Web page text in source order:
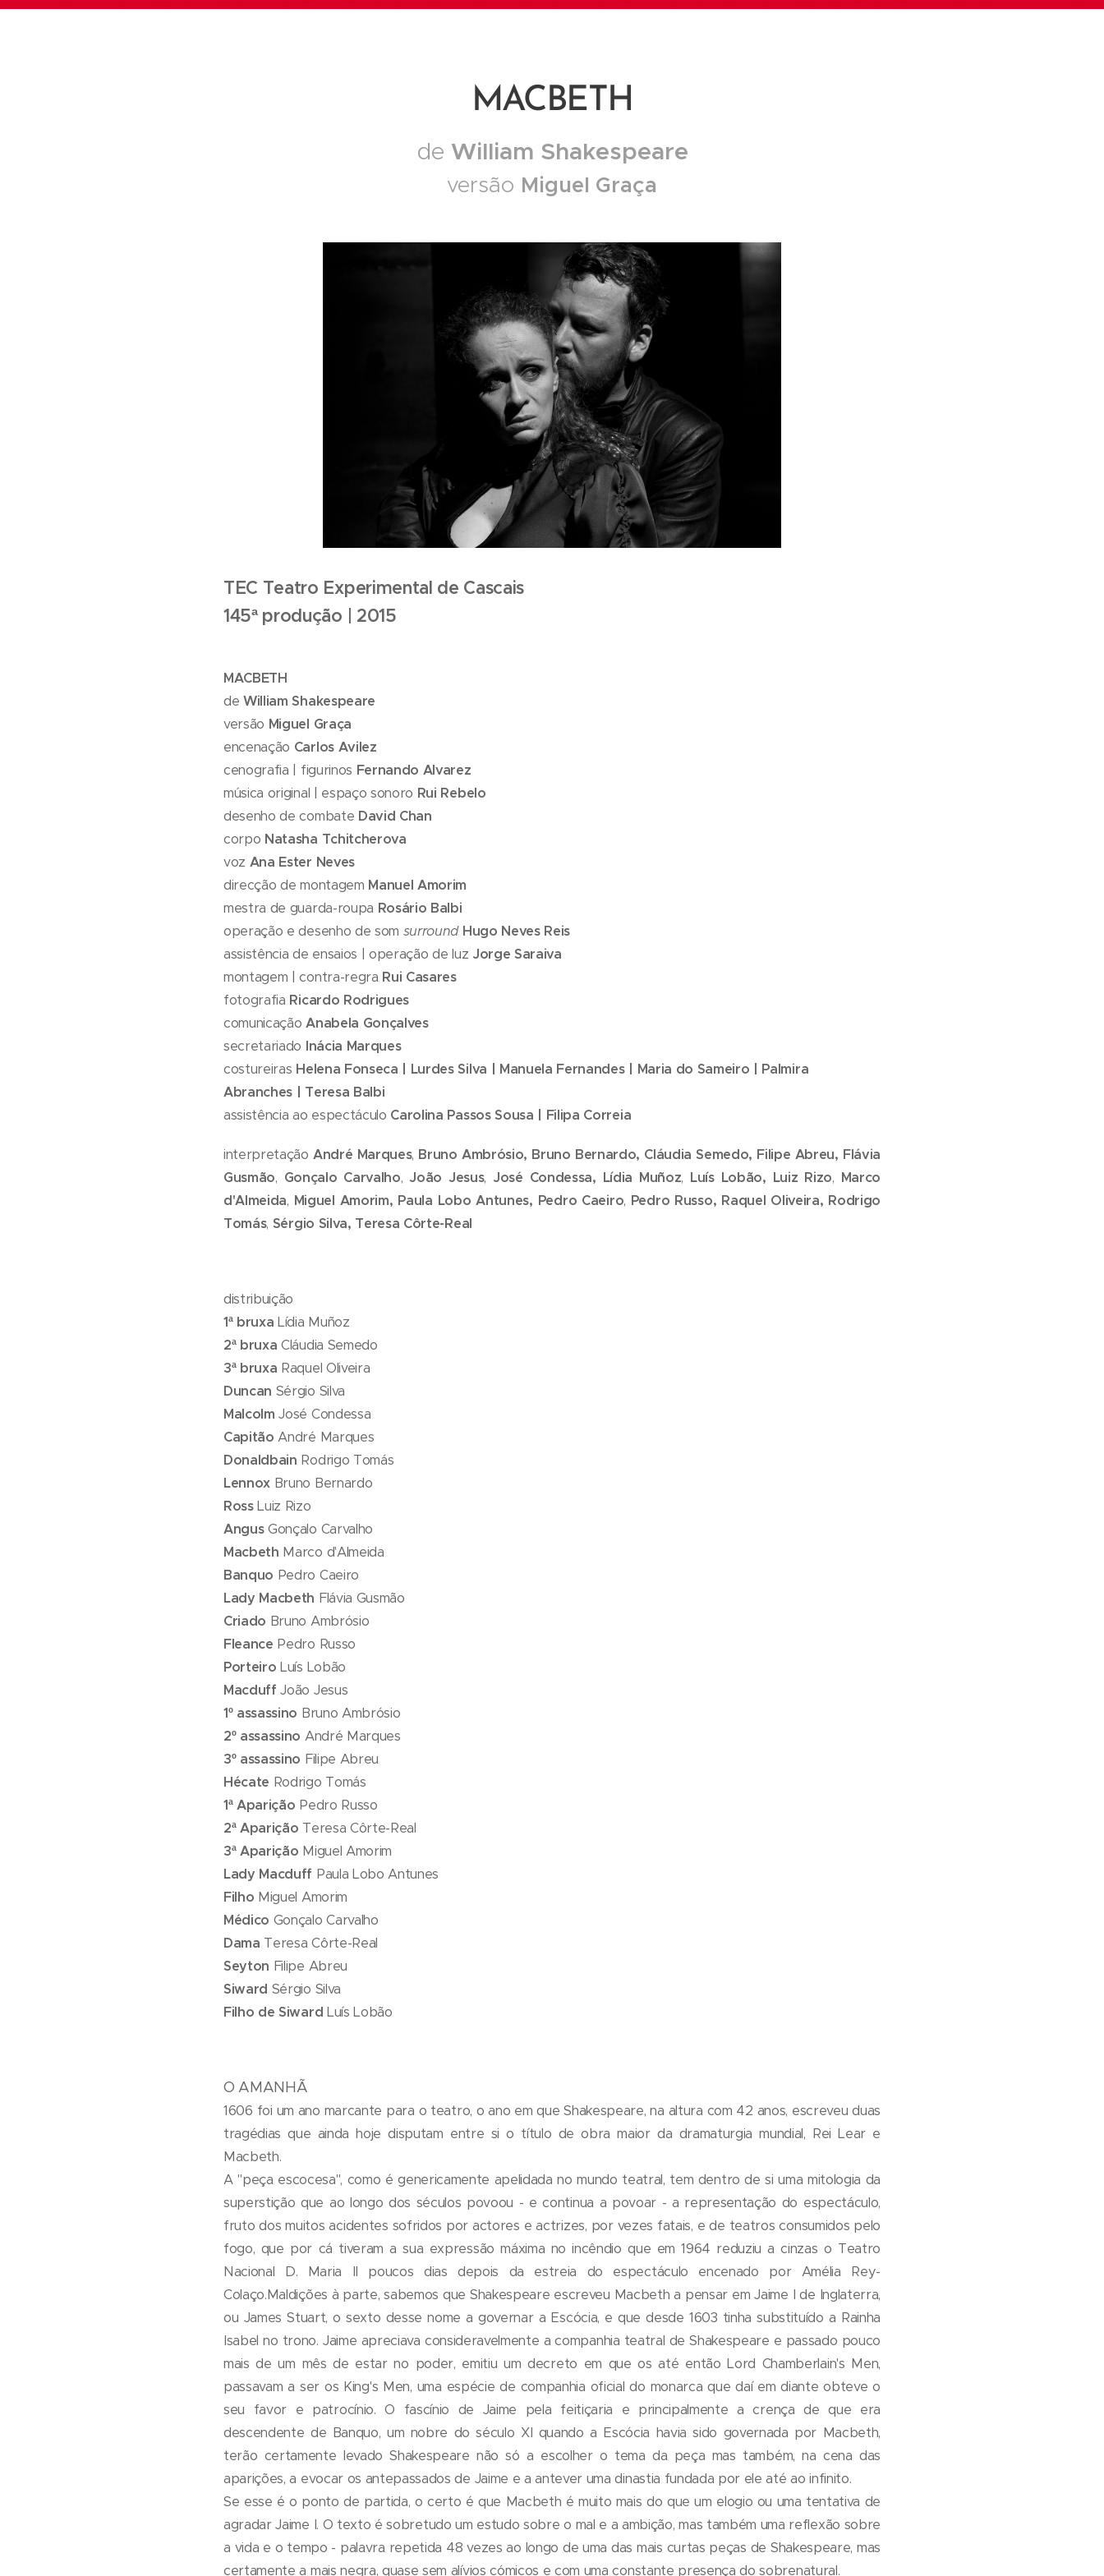
MACBETH
de William Shakespeare
versão Miguel Graça
TEC Teatro Experimental de Cascais
145ª produção | 2015
MACBETH
deWilliam Shakespeare
versão Miguel Graça
encenação Carlos Avilez
cenografia | figurinos Fernando Alvarez
música original | espaço sonoro Rui Rebelo
desenho de combate David Chan
corpo Natasha Tchitcherova
voz Ana Ester Neves
direcção de montagem Manuel Amorim
mestra de guarda-roupa Rosário Balbi
operação e desenho de som surround Hugo Neves Reis
assistência de ensaios | operação de luz Jorge Saraiva
montagem | contra-regra Rui Casares
fotografia Ricardo Rodrigues
comunicaçãoAnabela Gonçalves
secretariado Inácia Marques
costureiras Helena Fonseca | Lurdes Silva | Manuela Fernandes | Maria do Sameiro | Palmira
Abranches | Teresa Balbi
assistência ao espectáculo Carolina Passos Sousa | Filipa Correia
interpretaçãoAndré Marques, Bruno Ambrósio, Bruno Bernardo, Cláudia Semedo, Filipe Abreu, Flávia
Gusmão, Gonçalo Carvalho, João Jesus, José Condessa, Lídia Muñoz, Luís Lobão, Luiz Rizo, Marco
d'Almeida, Miguel Amorim, Paula Lobo Antunes, Pedro Caeiro, Pedro Russo, Raquel Oliveira, Rodrigo
Tomás, Sérgio Silva, Teresa Côrte-Real
distribuição
1ª bruxa Lídia Muñoz
2ª bruxa Cláudia Semedo
3ª bruxa Raquel Oliveira
Duncan Sérgio Silva
MalcolmJosé Condessa
CapitãoAndré Marques
Donaldbain Rodrigo Tomás
Lennox Bruno Bernardo
RossLuiz Rizo
AngusGonçalo Carvalho
Macbeth Marco d'Almeida
Banquo Pedro Caeiro
Lady Macbeth Flávia Gusmão
Criado Bruno Ambrósio
Fleance Pedro Russo
Porteiro Luís Lobão
MacduffJoão Jesus
1º assassino Bruno Ambrósio
2º assassino André Marques
3º assassino Filipe Abreu
Hécate Rodrigo Tomás
1ª Aparição Pedro Russo
2ª Aparição Teresa Côrte-Real
3ª Aparição Miguel Amorim
Lady Macduff Paula Lobo Antunes
Filho Miguel Amorim
Médico Gonçalo Carvalho
Dama Teresa Côrte-Real
Seyton Filipe Abreu
Siward Sérgio Silva
Filho de Siward Luís Lobão
O AMANHÃ
1606 foi um ano marcante para o teatro, o ano em que Shakespeare, na altura com 42 anos, escreveu duas
tragédias que ainda hoje disputam entre si o título de obra maior da dramaturgia mundial, Rei Lear e
Macbeth.
A "peça escocesa", como é genericamente apelidada no mundo teatral, tem dentro de si uma mitologia da
superstição que ao longo dos séculos povoou - e continua a povoar - a representação do espectáculo,
fruto dos muitos acidentes sofridos por actores e actrizes, por vezes fatais, e de teatros consumidos pelo
fogo, que por cá tiveram a sua expressão máxima no incêndio que em 1964 reduziu a cinzas o Teatro
Nacional D. Maria II poucos dias depois da estreia do espectáculo encenado por Amélia Rey-
Colaço.Maldições à parte, sabemos que Shakespeare escreveu Macbeth a pensar em Jaime I de Inglaterra,
ou James Stuart, o sexto desse nome a governar a Escócia, e que desde 1603 tinha substituído a Rainha
Isabel no trono. Jaime apreciava consideravelmente a companhia teatral de Shakespeare e passado pouco
mais de um mês de estar no poder, emitiu um decreto em que os até então Lord Chamberlain's Men,
passavam a ser os King's Men, uma espécie de companhia oficial do monarca que daí em diante obteve o
seu favor e patrocínio. O fascínio de Jaime pela feitiçaria e principalmente a crença de que era
descendente de Banquo, um nobre do século XI quando a Escócia havia sido governada por Macbeth,
terão certamente levado Shakespeare não só a escolher o tema da peça mas também, na cena das
aparições, a evocar os antepassados de Jaime e a antever uma dinastia fundada por ele até ao infinito.
Se esse é o ponto de partida, o certo é que Macbeth é muito mais do que um elogio ou uma tentativa de
agradar Jaime I. O texto é sobretudo um estudo sobre o mal e a ambição, mas também uma reflexão sobre
a vida e o tempo - palavra repetida 48 vezes ao longo de uma das mais curtas peças de Shakespeare, mas
certamente a mais negra, quase sem alívios cómicos e com uma constante presença do sobrenatural.